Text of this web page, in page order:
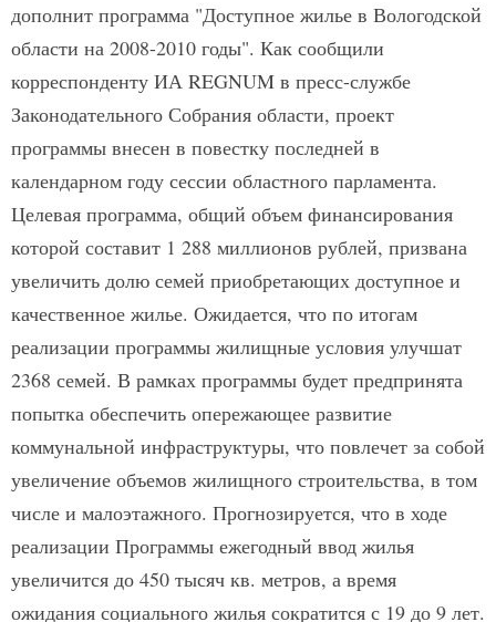
дополнит программа "Доступное жилье в Вологодской
области на 2008-2010 годы". Как сообщили
корреспонденту ИА REGNUM в пресс-службе
Законодательного Собрания области, проект
программы внесен в повестку последней в
календарном году сессии областного парламента.
Целевая программа, общий объем финансирования
которой составит 1 288 миллионов рублей, призвана
увеличить долю семей приобретающих доступное и
качественное жилье. Ожидается, что по итогам
реализации программы жилищные условия улучшат
2368 семей. В рамках программы будет предпринята
попытка обеспечить опережающее развитие
коммунальной инфраструктуры, что повлечет за собой
увеличение объемов жилищного строительства, в том
числе и малоэтажного. Прогнозируется, что в ходе
реализации Программы ежегодный ввод жилья
увеличится до 450 тысяч кв. метров, а время
ожидания социального жилья сократится с 19 до 9 лет.